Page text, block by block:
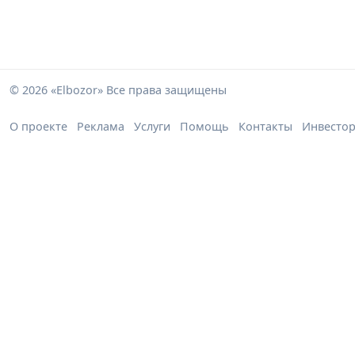
© 2026 «Elbozor» Все права защищены
О проекте Реклама Услуги Помощь Контакты